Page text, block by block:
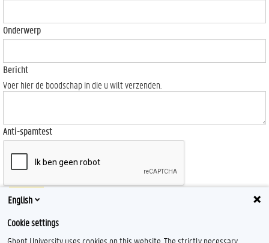
Onderwerp
Bericht
Voer hier de boodschap in die u wilt verzenden.
Anti-spamtest
Send
English
Cookie settings